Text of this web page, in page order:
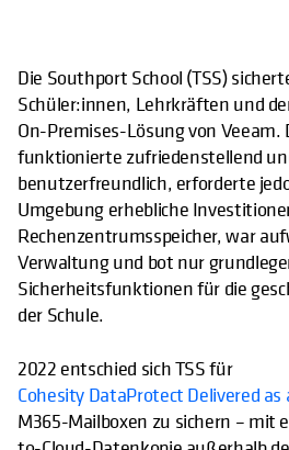
Die Southport School (TSS)
Schüler:innen, Lehrkräften und
On-Premises-Lösung von Veeam.
funktionierte zufriedenstellend
benutzerfreundlich, erforderte
Umgebung erhebliche
Rechenzentrumsspeicher, war
Verwaltung und bot nur
Sicherheitsfunktionen für die
der Schule.
2022 entschied sich TSS für
Cohesity DataProtect Delivered as
M365-Mailboxen zu sichern – mit